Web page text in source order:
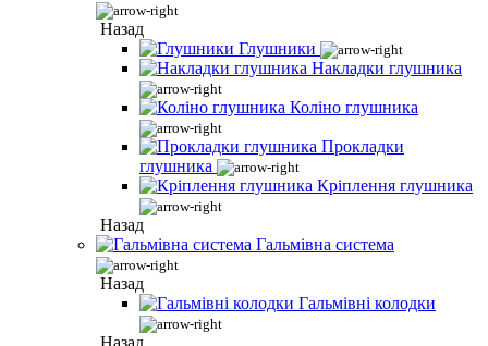
Назад
Глушники
Накладки глушника
Коліно глушника
Прокладки
глушника
Кріплення глушника
Назад
Гальмівна система
Назад
Гальмівні колодки
Назад